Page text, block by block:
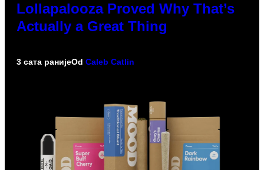
Lollapalooza Proved Why That’s
Actually a Great Thing
3 сата ранијеOd Caleb Catlin